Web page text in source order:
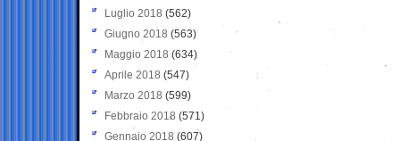
Luglio 2018 (562)
Giugno 2018 (563)
Maggio 2018 (634)
Aprile 2018 (547)
Marzo 2018 (599)
Febbraio 2018 (571)
Gennaio 2018 (607)